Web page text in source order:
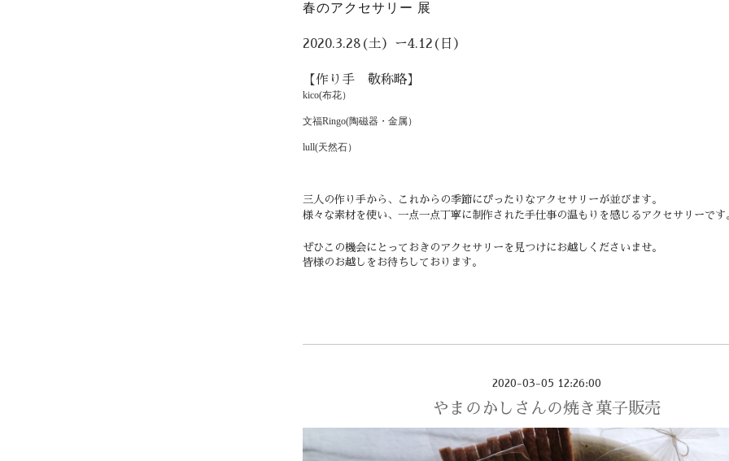
春のアクセサリー 展
2020.3.28(土）ー4.12(日）
【作り手 敬称略】
kico(布花）
文福Ringo(陶磁器・金属）
lull(天然石）
三人の作り手から、これからの季節にぴったりなアクセサリーが並びます。
様々な素材を使い、一点一点丁寧に制作された手仕事の温もりを感じるアクセサリーです
ぜひこの機会にとっておきのアクセサリーを見つけにお越しくださいませ。
皆様のお越しをお待ちしております。
2020-03-05 12:26:00
やまのかしさんの焼き菓子販売